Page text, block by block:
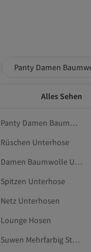
Panty Damen
Alles Sehen
Panty Damen Baumwolle
Rüschen Unterhose
Damen Baumwolle Unterhosen
Spitzen Unterhose
Netz Unterhosen
Lounge Hosen
Suwen Mehrfarbig Strings